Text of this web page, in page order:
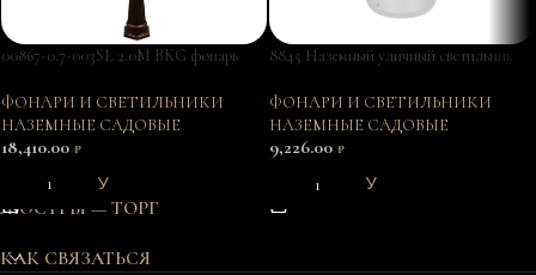
00867-0.7-003SL 2.0M BKG фонарь
ФОНАРИ И СВЕТИЛЬНИКИ
НАЗЕМНЫЕ САДОВЫЕ
18,410.00 ₽
В КОРЗИНУ
8845 Наземный уличный светильник
ФОНАРИ И СВЕТИЛЬНИКИ
НАЗЕМНЫЕ САДОВЫЕ
9,226.00 ₽
В КОРЗИНУ
ЛЮСТРЫ — ТОРГ
КАК СВЯЗАТЬСЯ